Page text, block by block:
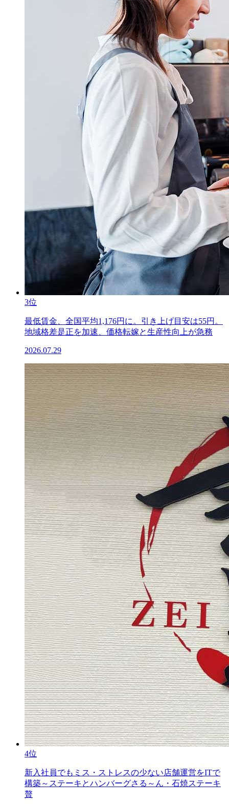
3位
最低賃金、全国平均1,176円に。引き上げ目安は55円。
地域格差是正を加速、価格転嫁と生産性向上が急務
2026.07.29
4位
新入社員でもミス・ストレスの少ない店舗運営をITで
構築～ステーキとハンバーグさる～ん・石焼ステーキ
贅